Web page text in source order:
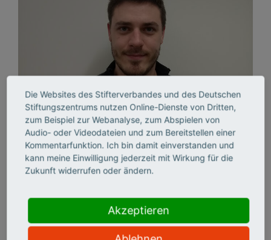
RWTH Aachen University
IT Center
Fellowship für Innovationen in der digitalen
Hochschullehre
Projekt:
E-Assessment und Bring Your Own Device im
Informatik-Studium
Die Websites des Stifterverbandes und des Deutschen
Stiftungszentrums nutzen Online-Dienste von Dritten,
zum Beispiel zur Webanalyse, zum Abspielen von
Audio- oder Videodateien und zum Bereitstellen einer
Kommentarfunktion. Ich bin damit einverstanden und
kann meine Einwilligung jederzeit mit Wirkung für die
Zukunft widerrufen oder ändern.
Akzeptieren